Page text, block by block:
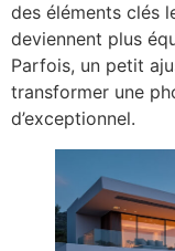
des éléments clés
deviennent plus
Parfois, un petit
transformer une
d’exceptionnel.